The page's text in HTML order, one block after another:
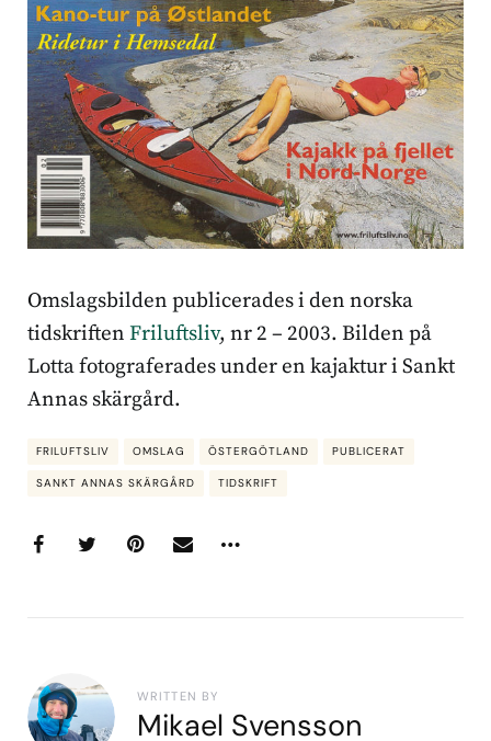
Omslagsbilden publicerades i den norska
tidskriften Friluftsliv, nr 2 – 2003. Bilden på
Lotta fotograferades under en kajaktur i Sankt
Annas skärgård.
FRILUFTSLIV OMSLAG ÖSTERGÖTLAND PUBLICERAT
SANKT ANNAS SKÄRGÅRD TIDSKRIFT
WRITTEN BY
Mikael Svensson